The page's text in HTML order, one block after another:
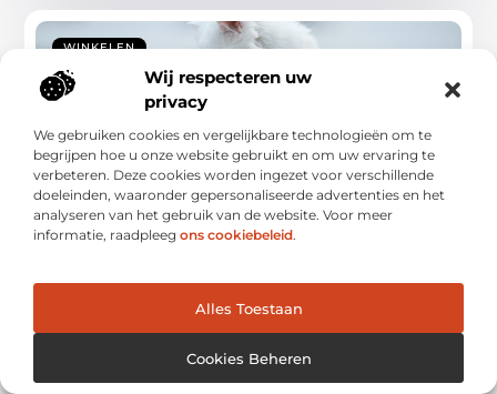
Wij respecteren uw
privacy
We gebruiken cookies en vergelijkbare technologieën om te
begrijpen hoe u onze website gebruikt en om uw ervaring te
verbeteren. Deze cookies worden ingezet voor verschillende
doeleinden, waaronder gepersonaliseerde advertenties en het
analyseren van het gebruik van de website. Voor meer
informatie, raadpleeg ons cookiebeleid.
Alles Toestaan
Cookies Beheren
WINKELEN
De beste dierenspeciaalzaak in Barneveld
(barneveldgids.nl), waar jouw huisdier centraal staat. Of je